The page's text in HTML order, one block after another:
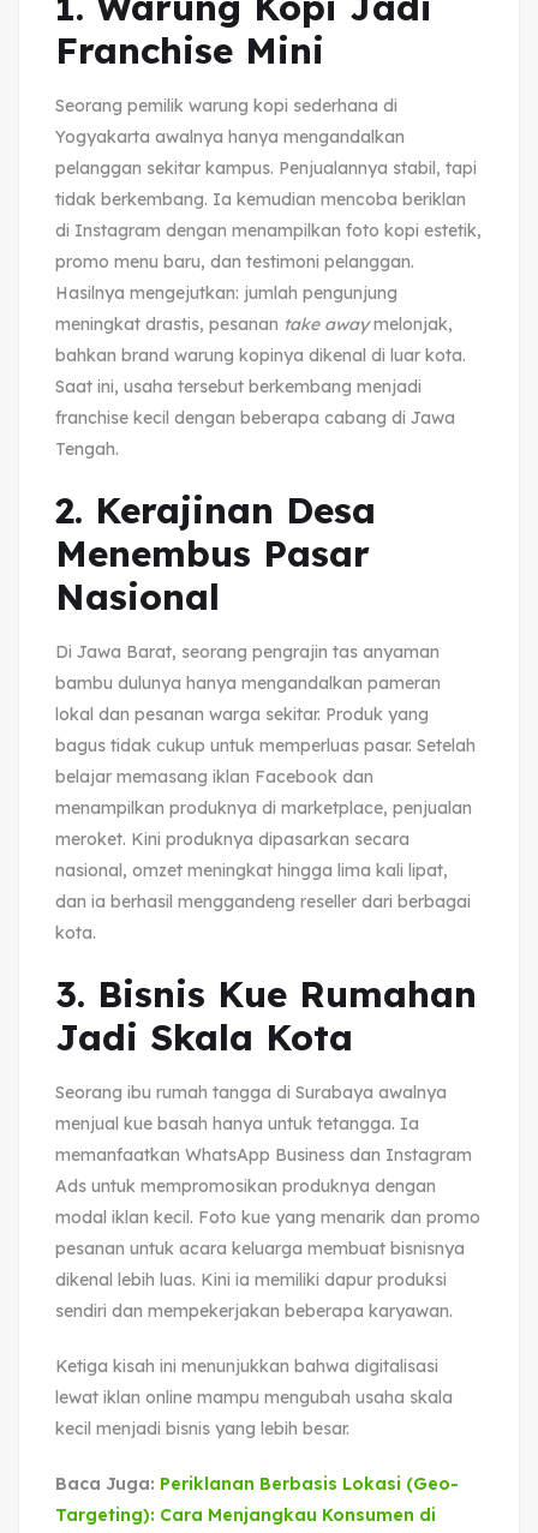
Franchise Mini
Seorang pemilik warung kopi sederhana di
Yogyakarta awalnya hanya mengandalkan
pelanggan sekitar kampus. Penjualannya stabil, tapi
tidak berkembang. Ia kemudian mencoba beriklan
di Instagram dengan menampilkan foto kopi estetik,
promo menu baru, dan testimoni pelanggan.
Hasilnya mengejutkan: jumlah pengunjung
meningkat drastis, pesanan take awaymelonjak,
bahkan brand warung kopinya dikenal di luar kota.
Saat ini, usaha tersebut berkembang menjadi
franchise kecil dengan beberapa cabang di Jawa
Tengah.
2. Kerajinan Desa
Menembus Pasar
Nasional
Di Jawa Barat, seorang pengrajin tas anyaman
bambu dulunya hanya mengandalkan pameran
lokal dan pesanan warga sekitar. Produk yang
bagus tidak cukup untuk memperluas pasar. Setelah
belajar memasang iklan Facebook dan
menampilkan produknya di marketplace, penjualan
meroket. Kini produknya dipasarkan secara
nasional, omzet meningkat hingga lima kali lipat,
dan ia berhasil menggandeng reseller dari berbagai
kota.
3. Bisnis Kue Rumahan
Jadi Skala Kota
Seorang ibu rumah tangga di Surabaya awalnya
menjual kue basah hanya untuk tetangga. Ia
memanfaatkan WhatsApp Business dan Instagram
Ads untuk mempromosikan produknya dengan
modal iklan kecil. Foto kue yang menarik dan promo
pesanan untuk acara keluarga membuat bisnisnya
dikenal lebih luas. Kini ia memiliki dapur produksi
sendiri dan mempekerjakan beberapa karyawan.
Ketiga kisah ini menunjukkan bahwa digitalisasi
lewat iklan online mampu mengubah usaha skala
kecil menjadi bisnis yang lebih besar.
Baca Juga: Periklanan Berbasis Lokasi (Geo-
Targeting): Cara Menjangkau Konsumen di